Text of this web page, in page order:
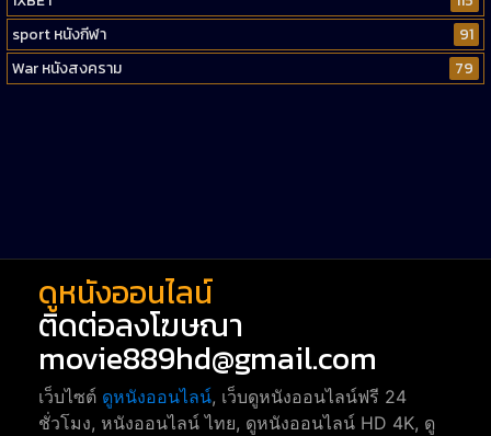
sport หนังกีฬา
91
War หนังสงคราม
79
ดูหนังออนไลน์
ติดต่อลงโฆษณา
movie889hd@gmail.com
เว็บไซต์ ดูหนังออนไลน์, เว็บดูหนังออนไลน์ฟรี 24
ชั่วโมง, หนังออนไลน์ ไทย, ดูหนังออนไลน์ HD 4K, ดู